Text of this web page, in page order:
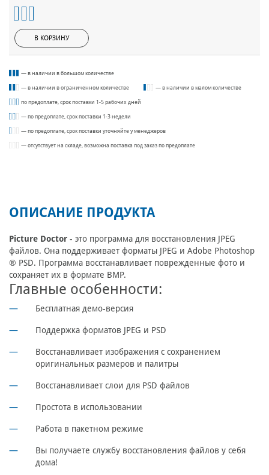
В КОРЗИНУ
— в наличии в большом количестве
— в наличии в ограниченном количестве — в наличии в малом количестве
по предоплате, срок поставки 1-5 рабочих дней
— по предоплате, срок поставки 1-3 недели
— по предоплате, срок поставки уточняйте у менеджеров
— отсутствует на складе, возможна поставка под заказ по предоплате
ОПИСАНИЕ ПРОДУКТА
Picture Doctor - это программа для восстановления JPEG
файлов. Она поддерживает форматы JPEG и Adobe Photoshop
® PSD. Программа восстанавливает поврежденные фото и
сохраняет их в формате BMP.
Главные особенности:
Бесплатная демо-версия
Поддержка форматов JPEG и PSD
Восстанавливает изображения с сохранением
оригинальных размеров и палитры
Восстанавливает слои для PSD файлов
Простота в использовании
Работа в пакетном режиме
Вы получаете службу восстановления файлов у себя
дома!